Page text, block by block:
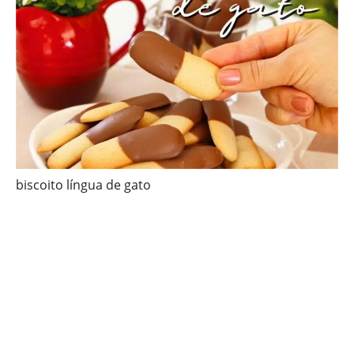
biscoito língua de gato